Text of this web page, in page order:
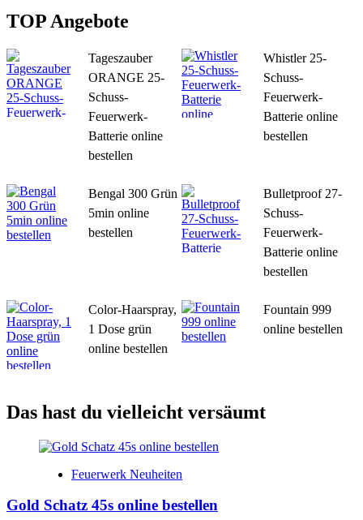
TOP Angebote
Tageszauber
ORANGE 25-
Schuss-
Feuerwerk-
Batterie online
bestellen
Whistler 25-
Schuss-
Feuerwerk-
Batterie online
bestellen
Bengal 300 Grün
5min online
bestellen
Bulletproof 27-
Schuss-
Feuerwerk-
Batterie online
bestellen
Color-Haarspray,
1 Dose grün
online bestellen
Fountain 999
online bestellen
Das hast du vielleicht versäumt
Feuerwerk Neuheiten
Gold Schatz 45s online bestellen